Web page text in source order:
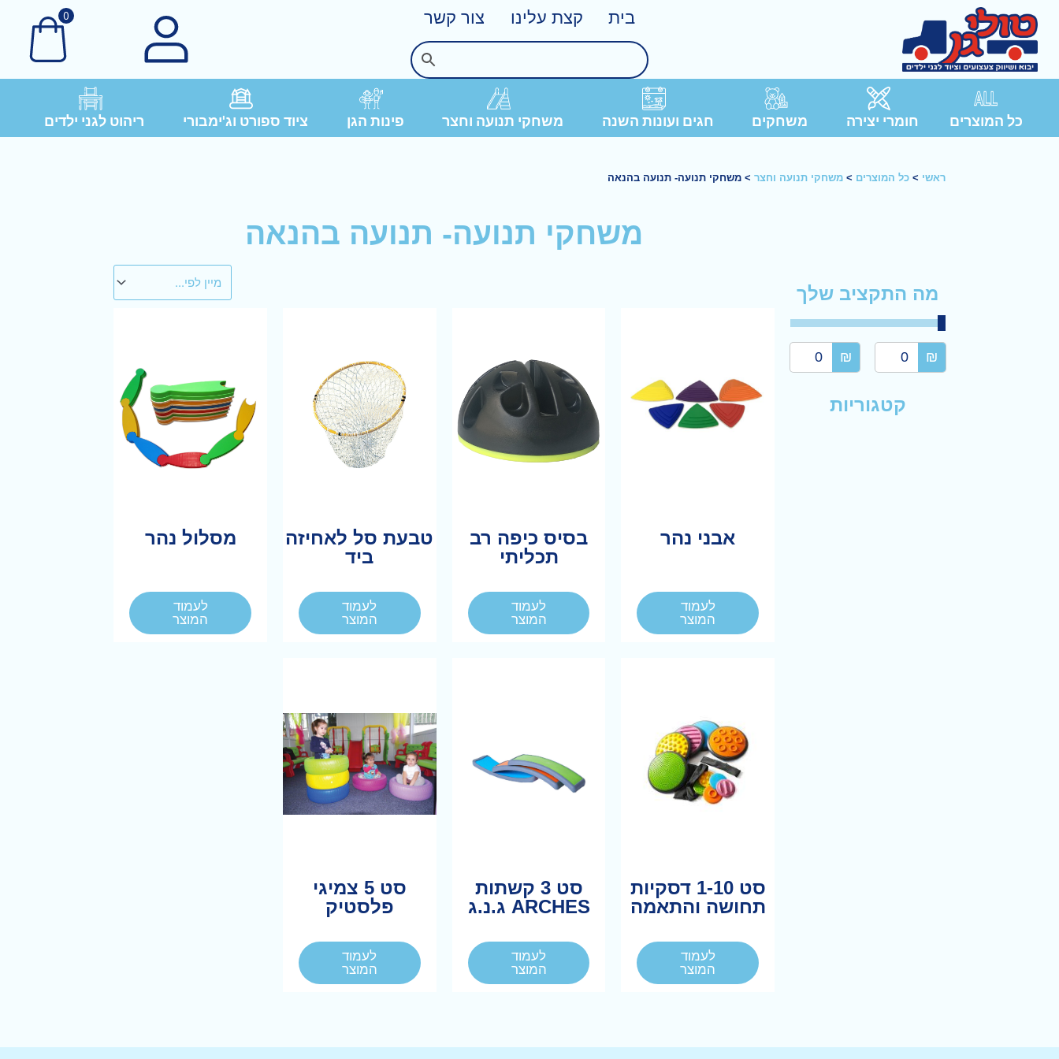
בית קצת עלינו צור קשר 0
כל המוצרים חומרי יצירה משחקים חגים ועונות השנה משחקי תנועה וחצר פינות הגן ציוד ספורט וג'ימבורי ריהוט לגני ילדים
ראשי >כל המוצרים >משחקי תנועה וחצר >משחקי תנועה- תנועה בהנאה
מה התקציב שלך
₪
₪
קטגוריות
משחקי תנועה- תנועה בהנאה
אבני נהר
לעמוד
המוצר
בסיס כיפה רב
תכליתי
לעמוד
המוצר
טבעת סל לאחיזה
ביד
לעמוד
המוצר
מסלול נהר
לעמוד
המוצר
סט 1-10 דסקיות
תחושה והתאמה
לעמוד
המוצר
סט 3 קשתות
ARCHES ג.נ.ג
לעמוד
המוצר
סט 5 צמיגי
פלסטיק
לעמוד
המוצר